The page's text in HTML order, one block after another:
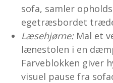
sofa, samler
egetræsbordet
Læsehjørne:Mal et
lænestolen i en
Farveblokken giver
visuel pause fra